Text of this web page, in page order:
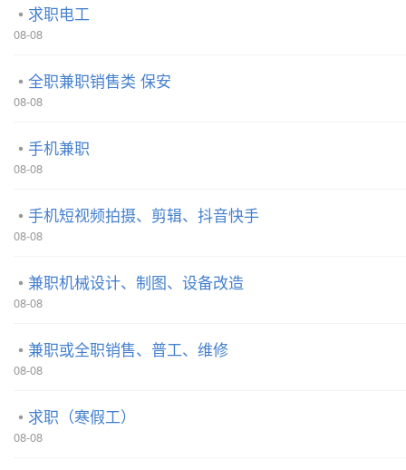
求职电工
08-08
全职兼职销售类 保安
08-08
手机兼职
08-08
手机短视频拍摄、剪辑、抖音快手
08-08
兼职机械设计、制图、设备改造
08-08
兼职或全职销售、普工、维修
08-08
求职（寒假工）
08-08